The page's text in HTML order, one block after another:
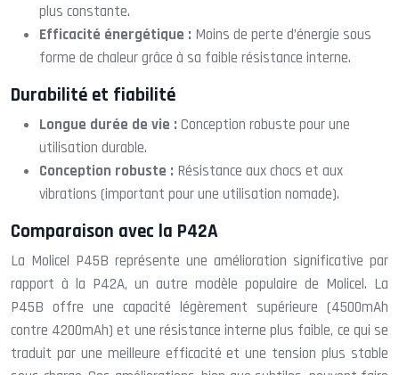
plus constante.
Efficacité énergétique : Moins de perte d’énergie sous
forme de chaleur grâce à sa faible résistance interne.
Durabilité et fiabilité
Longue durée de vie : Conception robuste pour une
utilisation durable.
Conception robuste : Résistance aux chocs et aux
vibrations (important pour une utilisation nomade).
Comparaison avec la P42A
La Molicel P45B représente une amélioration significative par
rapport à la P42A, un autre modèle populaire de Molicel. La
P45B offre une capacité légèrement supérieure (4500mAh
contre 4200mAh) et une résistance interne plus faible, ce qui se
traduit par une meilleure efficacité et une tension plus stable